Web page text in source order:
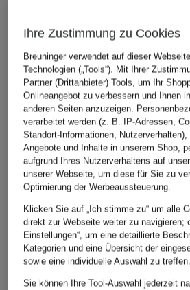
Ursprünglich:
69,99 €
ÄHNLICHE ARTIKEL ENTDECKEN
Ihre Zustimmung zu Cookies
Breuninger verwendet auf dieser
Technologien („Tools“). Mit Ihrer
Partner (Drittanbieter) Tools, um Ihr
Onlineangebot zu verbessern und Ihnen
anderen Seiten anzuzeigen.
verarbeitet werden (z. B. IP-Adressen,
Standort-Informationen,
Angebote und Inhalte in unserem Shop,
aufgrund Ihres Nutzerverhaltens auf
unserer Webseite, um diese für Sie zu
Optimierung der Werbeaussteuerung.
Klicken Sie auf „Ich stimme zu“ um alle
direkt zur Webseite weiter zu navigieren;
Einstellungen“, um eine detaillierte
Kategorien und eine Übersicht der
sowie eine individuelle Auswahl zu treffen.
Sie können Ihre Tool-Auswahl jederzeit